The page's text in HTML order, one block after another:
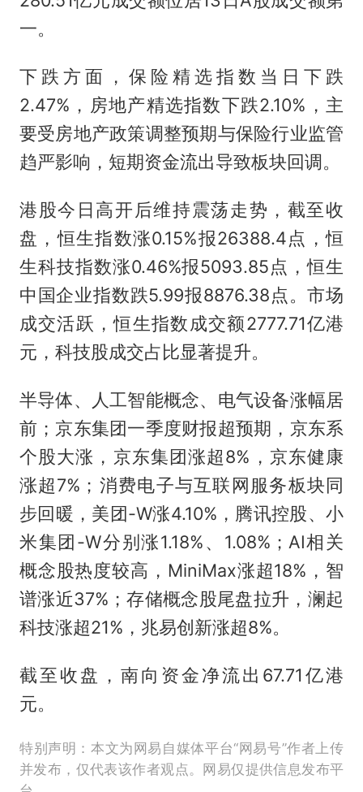
一。
下跌方面，保险精选指数当日下跌
2.47%，房地产精选指数下跌2.10%，主
要受房地产政策调整预期与保险行业监管
趋严影响，短期资金流出导致板块回调。
港股今日高开后维持震荡走势，截至收
盘，恒生指数涨0.15%报26388.4点，恒
生科技指数涨0.46%报5093.85点，恒生
中国企业指数跌5.99报8876.38点。市场
成交活跃，恒生指数成交额2777.71亿港
元，科技股成交占比显著提升。
半导体、人工智能概念、电气设备涨幅居
前；京东集团一季度财报超预期，京东系
个股大涨，京东集团涨超8%，京东健康
涨超7%；消费电子与互联网服务板块同
步回暖，美团-W涨4.10%，腾讯控股、小
米集团-W分别涨1.18%、1.08%；AI相关
概念股热度较高，MiniMax涨超18%，智
谱涨近37%；存储概念股尾盘拉升，澜起
科技涨超21%，兆易创新涨超8%。
截至收盘，南向资金净流出67.71亿港
元。
特别声明：本文为网易自媒体平台“网易号”作者上传
并发布，仅代表该作者观点。网易仅提供信息发布平